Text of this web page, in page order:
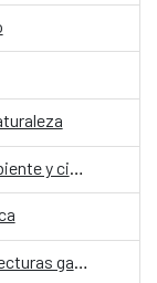
Sartalasarta presenta: Libros a la olla. Lecturas gastronómicas a domicilio